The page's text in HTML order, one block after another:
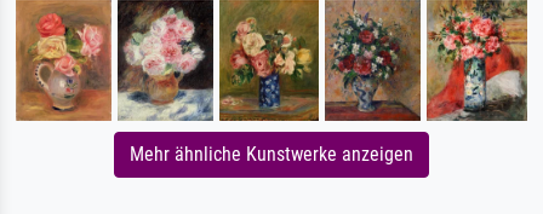
Mehr ähnliche Kunstwerke anzeigen